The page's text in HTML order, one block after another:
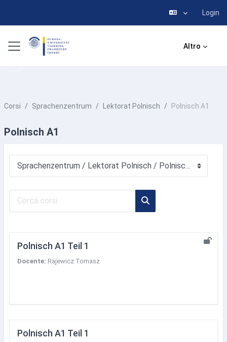
Login
Pannello laterale Altro
Corsi Sprachenzentrum Lektorat Polnisch Polnisch A1
Polnisch A1
Categorie di corso
Cerca corsi
Polnisch A1 Teil 1
Docente: Rajewicz Tomasz
Polnisch A1 Teil 1